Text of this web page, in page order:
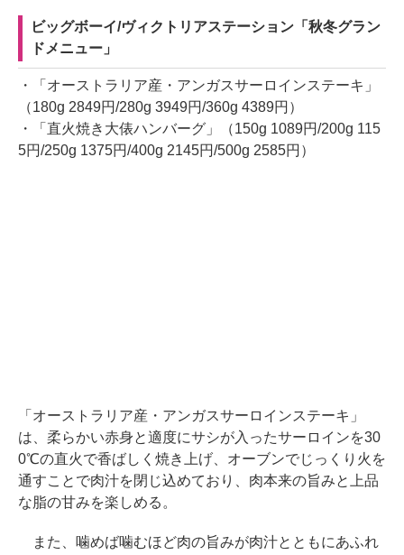
ビッグボーイ/ヴィクトリアステーション「秋冬グラン
ドメニュー」
・「オーストラリア産・アンガスサーロインステーキ」
（180g 2849円/280g 3949円/360g 4389円）
・「直火焼き大俵ハンバーグ」（150g 1089円/200g 115
5円/250g 1375円/400g 2145円/500g 2585円）
「オーストラリア産・アンガスサーロインステーキ」
は、柔らかい赤身と適度にサシが入ったサーロインを30
0℃の直火で香ばしく焼き上げ、オーブンでじっくり火を
通すことで肉汁を閉じ込めており、肉本来の旨みと上品
な脂の甘みを楽しめる。
また、噛めば噛むほど肉の旨みが肉汁とともにあふれ